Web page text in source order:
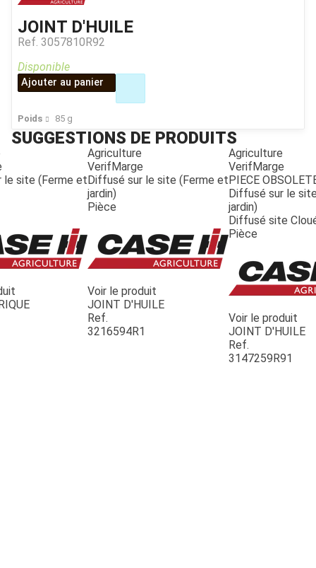
JOINT D'HUILE
Ref. 3057810R92
Poids 85 g
Disponible
Ajouter au panier
SUGGESTIONS DE PRODUITS
le site (Ferme et
Agriculture
VerifMarge
Diffusé sur le site (Ferme et
jardin)
Pièce
Voir le produit
JOINT D'HUILE
Ref.
3216594R1
Agriculture
VerifMarge
PIECE
Diffusé sur le
jardin)
Diffusé site
Pièce
Voir le produit
JOINT D'HUILE
Ref.
3147259R91